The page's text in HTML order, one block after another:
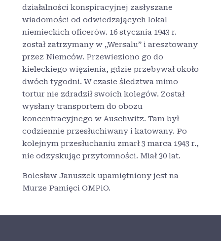
działalności konspiracyjnej zasłyszane
wiadomości od odwiedzających lokal
niemieckich oficerów. 16 stycznia 1943 r.
został zatrzymany w „Wersalu” i aresztowany
przez Niemców. Przewieziono go do
kieleckiego więzienia, gdzie przebywał około
dwóch tygodni. W czasie śledztwa mimo
tortur nie zdradził swoich kolegów. Został
wysłany transportem do obozu
koncentracyjnego w Auschwitz. Tam był
codziennie przesłuchiwany i katowany. Po
kolejnym przesłuchaniu zmarł 3 marca 1943 r.,
nie odzyskując przytomności. Miał 30 lat.
Bolesław Januszek upamiętniony jest na
Murze Pamięci OMPiO.